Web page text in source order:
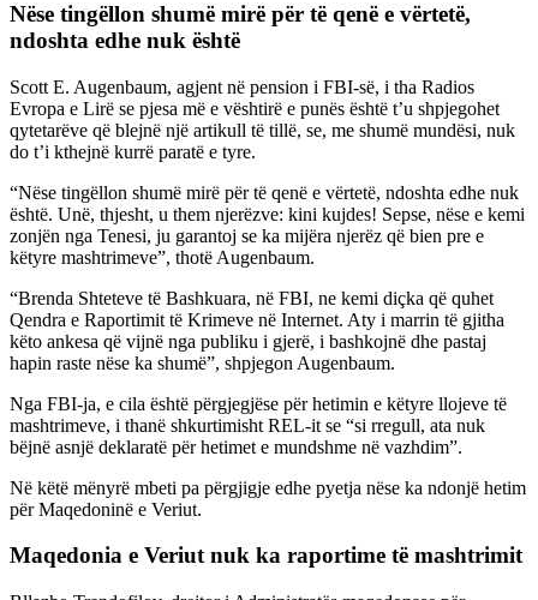
Nëse tingëllon shumë mirë për të qenë e vërtetë,
ndoshta edhe nuk është
Scott E. Augenbaum, agjent në pension i FBI-së, i tha Radios
Evropa e Lirë se pjesa më e vështirë e punës është t’u shpjegohet
qytetarëve që blejnë një artikull të tillë, se, me shumë mundësi, nuk
do t’i kthejnë kurrë paratë e tyre.
“Nëse tingëllon shumë mirë për të qenë e vërtetë, ndoshta edhe nuk
është. Unë, thjesht, u them njerëzve: kini kujdes! Sepse, nëse e kemi
zonjën nga Tenesi, ju garantoj se ka mijëra njerëz që bien pre e
këtyre mashtrimeve”, thotë Augenbaum.
“Brenda Shteteve të Bashkuara, në FBI, ne kemi diçka që quhet
Qendra e Raportimit të Krimeve në Internet. Aty i marrin të gjitha
këto ankesa që vijnë nga publiku i gjerë, i bashkojnë dhe pastaj
hapin raste nëse ka shumë”, shpjegon Augenbaum.
Nga FBI-ja, e cila është përgjegjëse për hetimin e këtyre llojeve të
mashtrimeve, i thanë shkurtimisht REL-it se “si rregull, ata nuk
bëjnë asnjë deklaratë për hetimet e mundshme në vazhdim”.
Në këtë mënyrë mbeti pa përgjigje edhe pyetja nëse ka ndonjë hetim
për Maqedoninë e Veriut.
Maqedonia e Veriut nuk ka raportime të mashtrimit